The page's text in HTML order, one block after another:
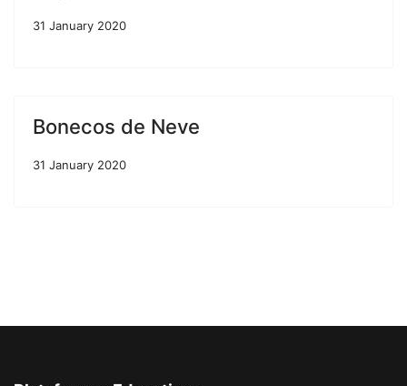
31 January 2020
Bonecos de Neve
31 January 2020